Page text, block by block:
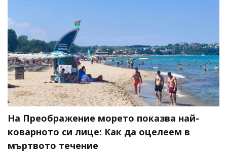
На Преображение морето показва най-
коварното си лице: Как да оцелеем в
мъртвото течение